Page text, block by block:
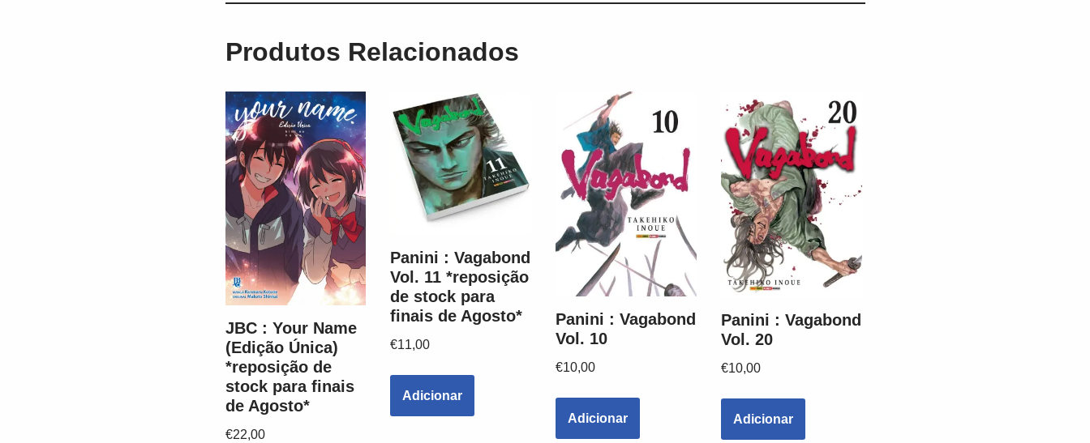
Produtos Relacionados
JBC : Your Name
(Edição Única)
*reposição de
stock para finais
de Agosto*
€22,00
Panini : Vagabond
Vol. 11 *reposição
de stock para
finais de Agosto*
€11,00
Adicionar
Panini : Vagabond
Vol. 10
€10,00
Adicionar
Panini : Vagabond
Vol. 20
€10,00
Adicionar